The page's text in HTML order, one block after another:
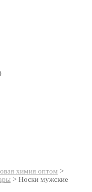
химия оптом >
> Носки мужские